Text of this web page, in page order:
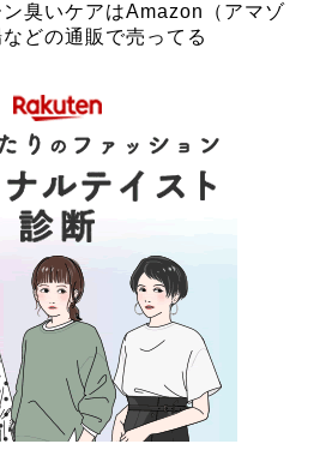
臭いケアはAmazon（アマゾ
どの通販で売ってる